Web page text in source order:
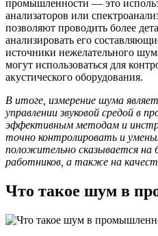
промышленности — это
анализаторов или
позволяют проводить более
анализировать его
источники нежелательного
могут использоваться для
акустического оборудования.
В итоге, измерение шума
управлении звуковой средой в
эффективным методам и
точно контролировать и
положительно сказывается на
работников, а также на
Что такое шум в